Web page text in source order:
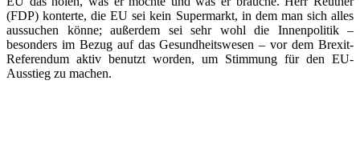
(FDP) konterte, die EU sei kein Supermarkt, in dem man sich alles
aussuchen könne; außerdem sei sehr wohl die Innenpolitik –
besonders im Bezug auf das Gesundheitswesen – vor dem Brexit-
Referendum aktiv benutzt worden, um Stimmung für den EU-
Ausstieg zu machen.